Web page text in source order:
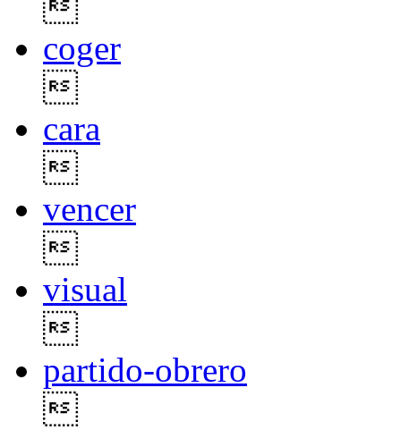
coger
cara
vencer
visual
partido-obrero